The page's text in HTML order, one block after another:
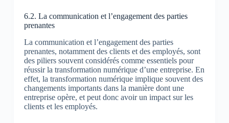
6.2. La communication et l’engagement des parties
prenantes
La communication et l’engagement des parties
prenantes, notamment des clients et des employés, sont
des piliers souvent considérés comme essentiels pour
réussir la transformation numérique d’une entreprise. En
effet, la transformation numérique implique souvent des
changements importants dans la manière dont une
entreprise opère, et peut donc avoir un impact sur les
clients et les employés.